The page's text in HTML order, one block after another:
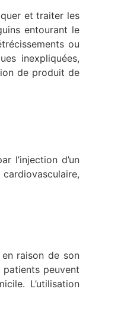
et traiter les
entourant le
ou
inexpliquées,
de produit de
l’injection d’un
raison de son
peuvent
L’utilisation